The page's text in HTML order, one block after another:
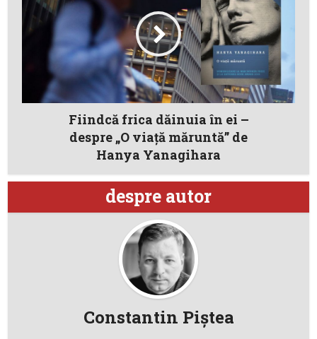
Fiindcă frica dăinuia în ei –
despre „O viaţă măruntă” de
Hanya Yanagihara
despre autor
Constantin Piştea